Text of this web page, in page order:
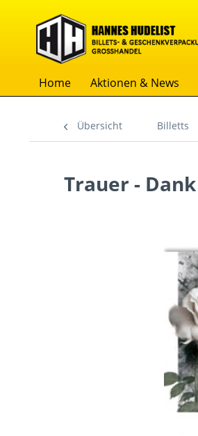
Home Aktionen & News
Übersicht Billetts
Trauer - Dank